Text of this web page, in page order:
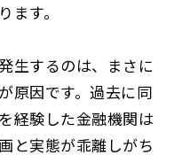
す。
生するのは、まさに
原因です。過去に同
経験した金融機関は
と実態が乖離しがち